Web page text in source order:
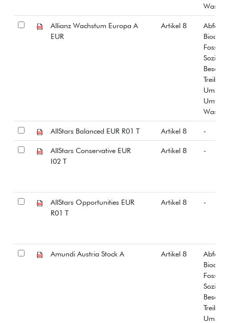
Wasser
Allianz Wachstum Europa A
EUR
Artikel 8
Abfall
Fossiles
Umwelt
Wasser
AllStars Balanced EUR R01 T Artikel 8 -
AllStars Conservative EUR
I02 T
Artikel 8 -
AllStars Opportunities EUR
R01 T
Artikel 8 -
Amundi Austria Stock A Artikel 8
Abfall
Fossiles